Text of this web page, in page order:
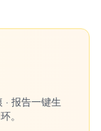
· 报告一键生
。